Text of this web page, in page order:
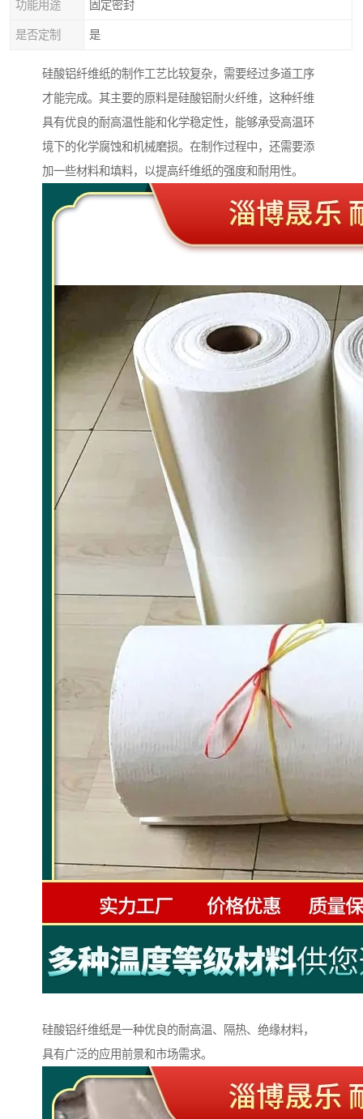
功能用途 固定密封
是否定制 是
硅酸铝纤维纸的制作工艺比较复杂，需要经过多道工序
才能完成。其主要的原料是硅酸铝耐火纤维，这种纤维
具有优良的耐高温性能和化学稳定性，能够承受高温环
境下的化学腐蚀和机械磨损。在制作过程中，还需要添
加一些材料和填料，以提高纤维纸的强度和耐用性。
硅酸铝纤维纸是一种优良的耐高温、隔热、绝缘材料，
具有广泛的应用前景和市场需求。